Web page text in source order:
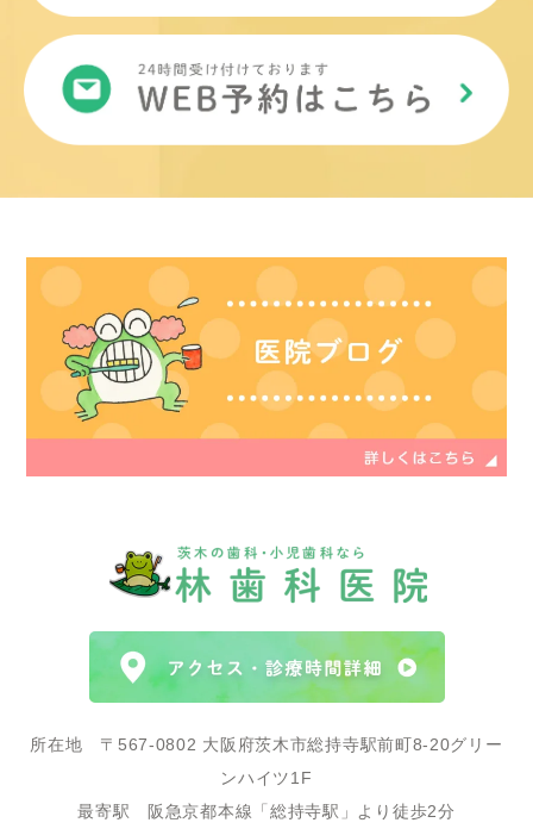
所在地 〒567-0802 大阪府茨木市総持寺駅前町8-20グリー
ンハイツ1F
最寄駅 阪急京都本線「総持寺駅」より徒歩2分